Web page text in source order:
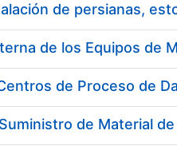
de persianas,